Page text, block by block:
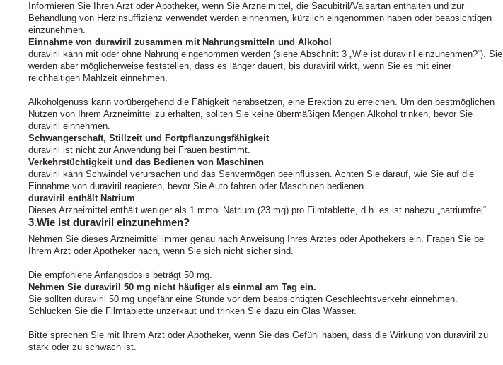
Informieren Sie Ihren Arzt oder Apotheker, wenn Sie Arzneimittel, die Sacubitril/Valsartan enthalten und zur
Behandlung von Herzinsuffizienz verwendet werden einnehmen, kürzlich eingenommen haben oder beabsichtigen
einzunehmen.
Einnahme von duraviril zusammen mit Nahrungsmitteln und Alkohol
duraviril kann mit oder ohne Nahrung eingenommen werden (siehe Abschnitt 3 „Wie ist duraviril einzunehmen?“). Sie
werden aber möglicherweise feststellen, dass es länger dauert, bis duraviril wirkt, wenn Sie es mit einer
reichhaltigen Mahlzeit einnehmen.
Alkoholgenuss kann vorübergehend die Fähigkeit herabsetzen, eine Erektion zu erreichen. Um den bestmöglichen
Nutzen von Ihrem Arzneimittel zu erhalten, sollten Sie keine übermäßigen Mengen Alkohol trinken, bevor Sie
duraviril einnehmen.
Schwangerschaft, Stillzeit und Fortpflanzungsfähigkeit
duraviril ist nicht zur Anwendung bei Frauen bestimmt.
Verkehrstüchtigkeit und das Bedienen von Maschinen
duraviril kann Schwindel verursachen und das Sehvermögen beeinflussen. Achten Sie darauf, wie Sie auf die
Einnahme von duraviril reagieren, bevor Sie Auto fahren oder Maschinen bedienen.
duraviril enthält Natrium
Dieses Arzneimittel enthält weniger als 1 mmol Natrium (23 mg) pro Filmtablette, d.h. es ist nahezu „natriumfrei“.
3.Wie ist duraviril einzunehmen?
Nehmen Sie dieses Arzneimittel immer genau nach Anweisung Ihres Arztes oder Apothekers ein. Fragen Sie bei
Ihrem Arzt oder Apotheker nach, wenn Sie sich nicht sicher sind.
Die empfohlene Anfangsdosis beträgt 50 mg.
Nehmen Sie duraviril 50 mg nicht häufiger als einmal am Tag ein.
Sie sollten duraviril 50 mg ungefähr eine Stunde vor dem beabsichtigten Geschlechtsverkehr einnehmen.
Schlucken Sie die Filmtablette unzerkaut und trinken Sie dazu ein Glas Wasser.
Bitte sprechen Sie mit Ihrem Arzt oder Apotheker, wenn Sie das Gefühl haben, dass die Wirkung von duraviril zu
stark oder zu schwach ist.